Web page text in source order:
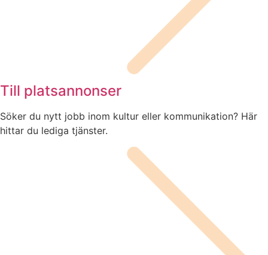
Till platsannonser
Söker du nytt jobb inom kultur eller kommunikation? Här
hittar du lediga tjänster.